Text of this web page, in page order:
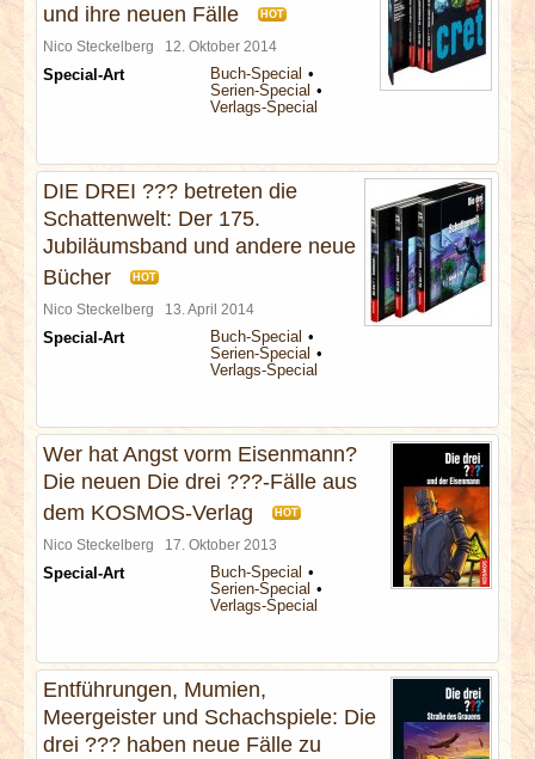
und ihre neuen Fälle
HOT
Nico Steckelberg 12. Oktober 2014
Special-Art
Buch-Special
Serien-Special
Verlags-Special
DIE DREI ??? betreten die
Schattenwelt: Der 175.
Jubiläumsband und andere neue
Bücher
HOT
Nico Steckelberg 13. April 2014
Special-Art
Buch-Special
Serien-Special
Verlags-Special
Wer hat Angst vorm Eisenmann?
Die neuen Die drei ???-Fälle aus
dem KOSMOS-Verlag
HOT
Nico Steckelberg 17. Oktober 2013
Special-Art
Buch-Special
Serien-Special
Verlags-Special
Entführungen, Mumien,
Meergeister und Schachspiele: Die
drei ??? haben neue Fälle zu